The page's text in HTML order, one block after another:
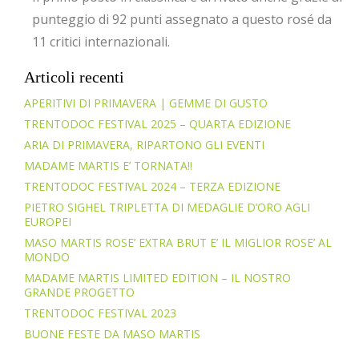
punteggio di 92 punti assegnato a questo rosé da
11 critici internazionali.
Articoli recenti
APERITIVI DI PRIMAVERA | GEMME DI GUSTO
TRENTODOC FESTIVAL 2025 – QUARTA EDIZIONE
ARIA DI PRIMAVERA, RIPARTONO GLI EVENTI
MADAME MARTIS E’ TORNATA!!
TRENTODOC FESTIVAL 2024 – TERZA EDIZIONE
PIETRO SIGHEL TRIPLETTA DI MEDAGLIE D’ORO AGLI
EUROPEI
MASO MARTIS ROSE’ EXTRA BRUT E’ IL MIGLIOR ROSE’ AL
MONDO
MADAME MARTIS LIMITED EDITION – IL NOSTRO
GRANDE PROGETTO
TRENTODOC FESTIVAL 2023
BUONE FESTE DA MASO MARTIS